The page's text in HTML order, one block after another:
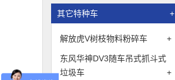
其它特种车 +
解放虎V树枝物料粉碎车 +
东风华神DV3随车吊式抓斗式
垃圾车
+